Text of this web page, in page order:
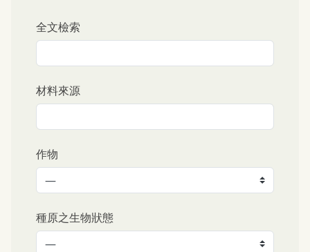
全文檢索
材料來源
作物
—
種原之生物狀態
—